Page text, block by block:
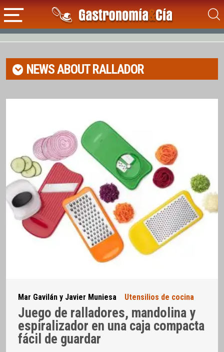
NEWS ABOUTRALLADOR
Mar Gavilán y Javier Muniesa Utensilios de cocina
Juego de ralladores, mandolina y
espiralizador en una caja compacta
fácil de guardar